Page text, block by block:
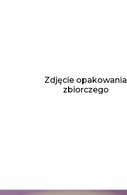
Zdjęcie opakowania
zbiorczego